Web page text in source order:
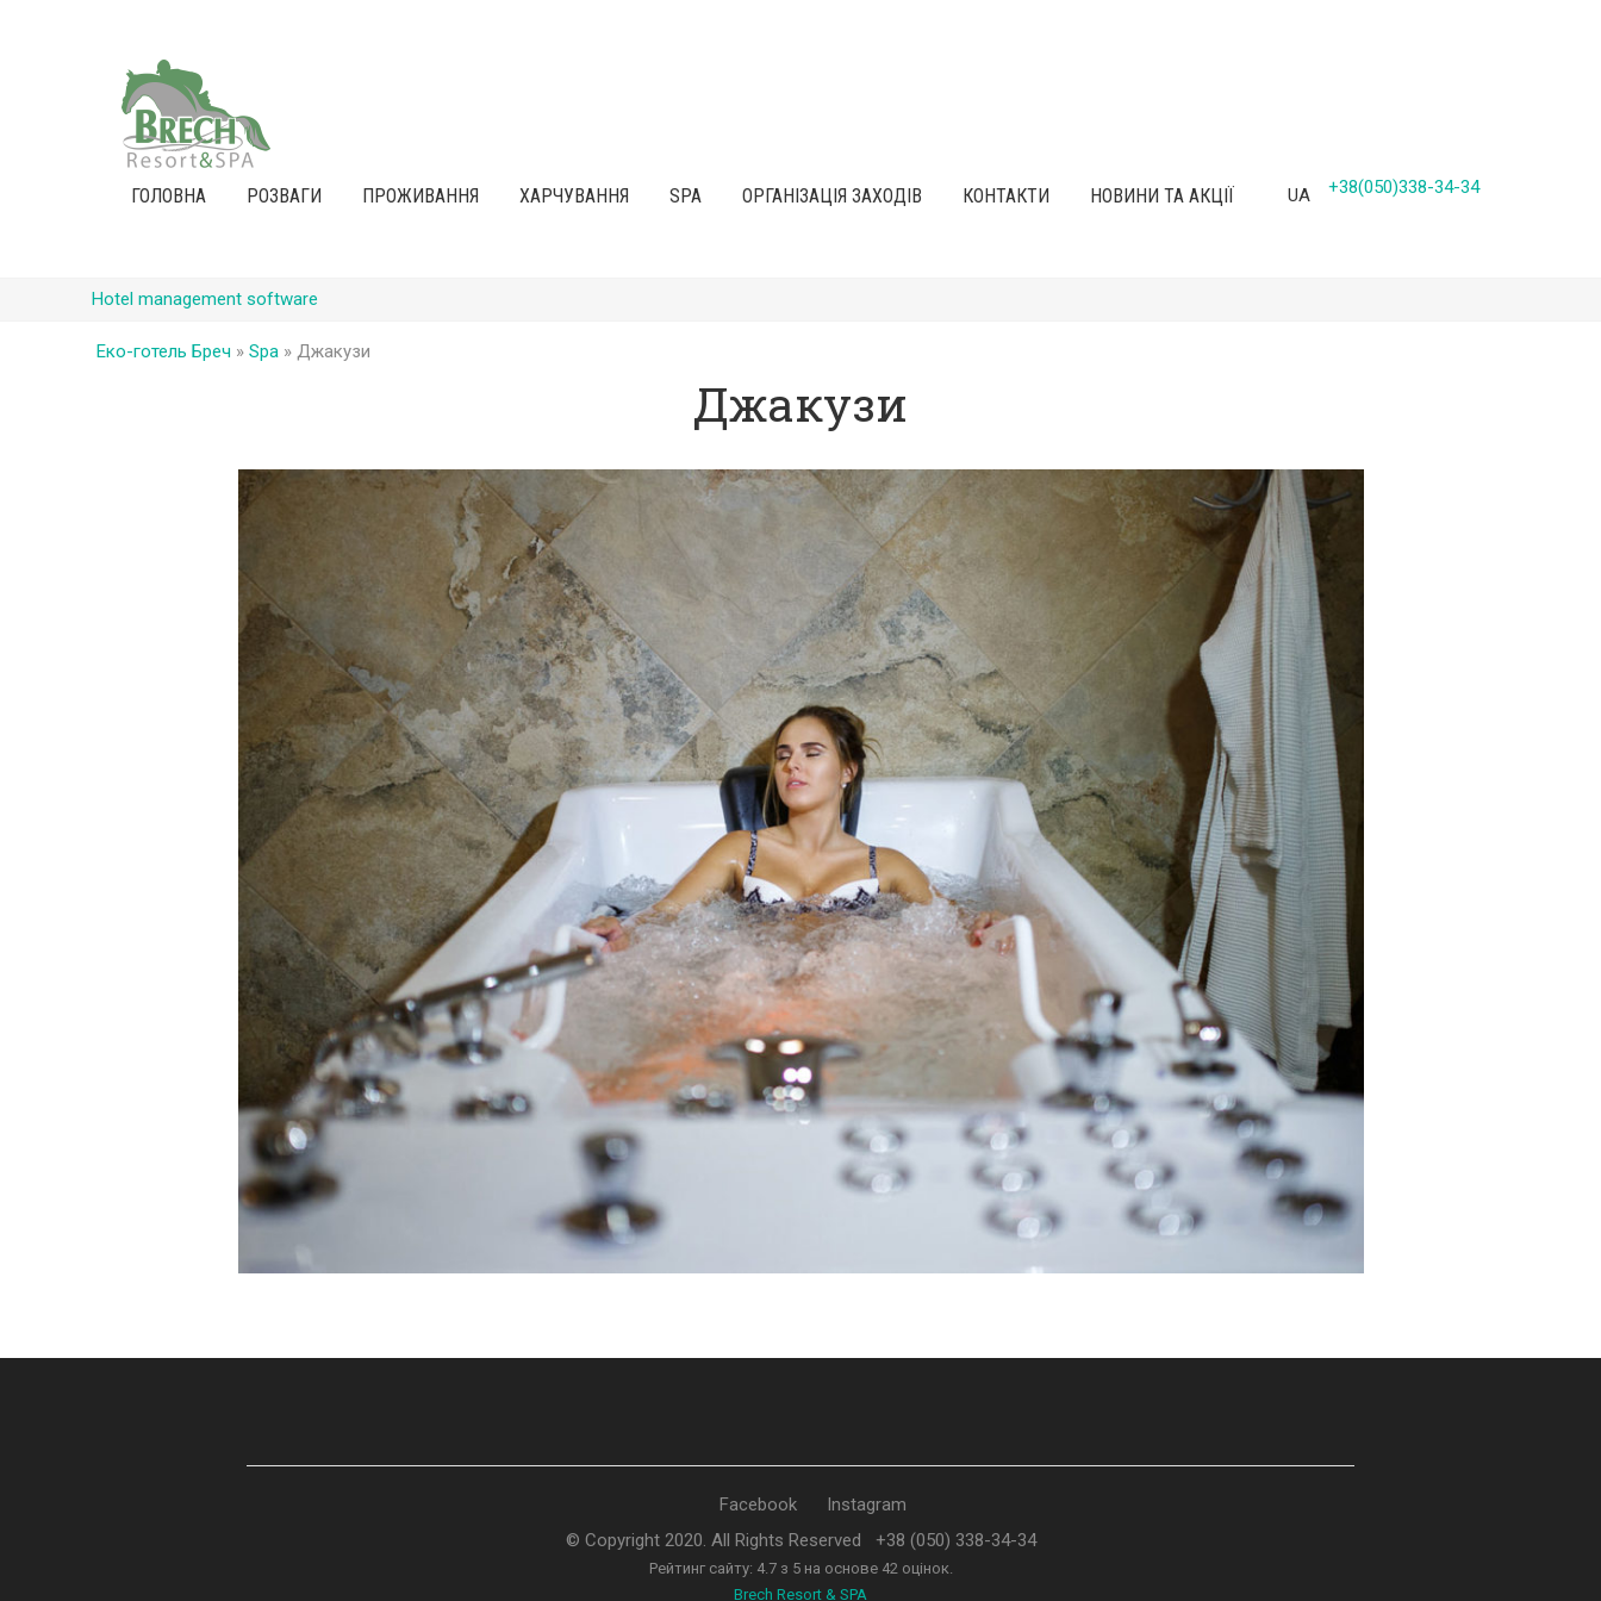
ГОЛОВНА РОЗВАГИ ПРОЖИВАННЯ ХАРЧУВАННЯ SPA ОРГАНІЗАЦІЯ ЗАХОДІВ КОНТАКТИ НОВИНИ ТА АКЦІЇ UA +38(050)338-34-34
Hotel management software
Еко-готель Бреч » Spa» Джакузи
Джакузи
Facebook
Instagram
© Copyright 2020. All Rights Reserved +38 (050) 338-34-34
Рейтинг сайту: 4.7з 5 на основе 42оцінок.
Brech Resort & SPA